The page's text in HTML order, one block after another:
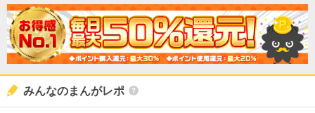
みんなのまんがレポ